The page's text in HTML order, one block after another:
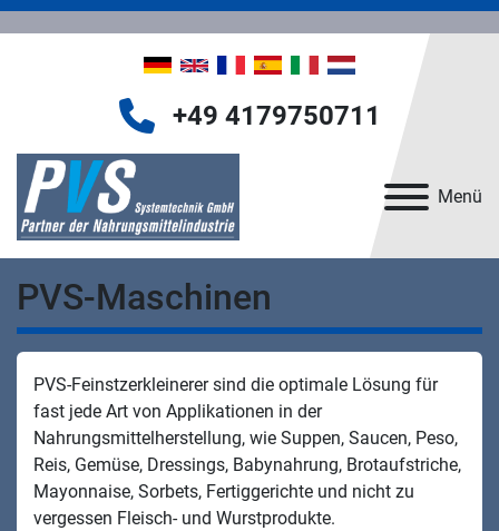
Menü
+49 4179750711
PVS-Maschinen
PVS-Feinstzerkleinerer sind die optimale Lösung für
fast jede Art von Applikationen in der
Nahrungsmittelherstellung, wie Suppen, Saucen, Peso,
Reis, Gemüse, Dressings, Babynahrung, Brotaufstriche,
Mayonnaise, Sorbets, Fertiggerichte und nicht zu
vergessen Fleisch- und Wurstprodukte.